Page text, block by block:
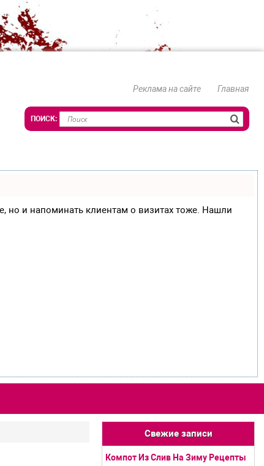
Реклама на сайте Главная
но и напоминать клиентам о визитах тоже. Нашли
Свежие записи
Компот Из Слив На Зиму Рецепты